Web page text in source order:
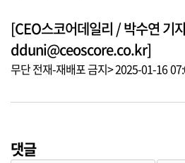
[CEO스코어데일리 / 박수연 기
dduni@ceoscore.co.kr]
무단 전재-재배포 금지> 2025-01-16
댓글